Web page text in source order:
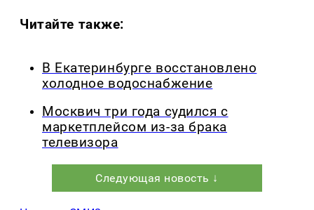
Читайте также:
В Екатеринбурге восстановлено
холодное водоснабжение
Москвич три года судился с
маркетплейсом из-за брака
телевизора
Следующая новость ↓